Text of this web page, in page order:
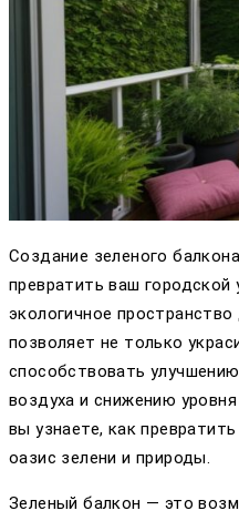
Создание зеленого
превратить ваш городской
экологичное
позволяет не только
способствовать
воздуха и снижению
вы узнаете, как
оазис зелени и природы.
Зеленый балкон — это